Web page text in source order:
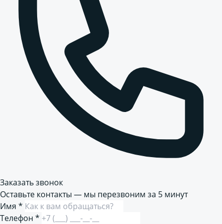
Заказать звонок
Оставьте контакты — мы перезвоним за 5 минут
Имя *
Телефон *